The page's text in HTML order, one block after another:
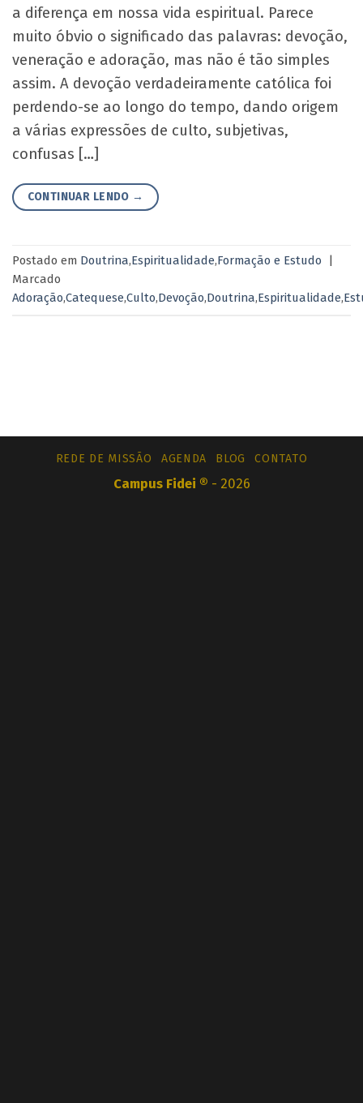
a diferença em nossa vida espiritual. Parece
muito óbvio o significado das palavras: devoção,
veneração e adoração, mas não é tão simples
assim. A devoção verdadeiramente católica foi
perdendo-se ao longo do tempo, dando origem
a várias expressões de culto, subjetivas,
confusas […]
CONTINUAR LENDO →
Postado em Doutrina,Espiritualidade,Formação e Estudo
|
Marcado
Adoração,Catequese,Culto,Devoção,Doutrina,Espiritualidade,
REDE DE MISSÃO AGENDA BLOG CONTATO
Campus Fidei ® - 2026